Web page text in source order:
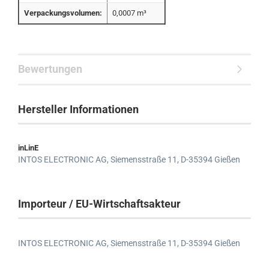
Verpackungsvolumen: 0,0007 m³
Bewertungen
Hersteller Informationen
inLinE
INTOS ELECTRONIC AG, Siemensstraße 11, D-35394 Gießen
Importeur / EU-Wirtschaftsakteur
INTOS ELECTRONIC AG, Siemensstraße 11, D-35394 Gießen